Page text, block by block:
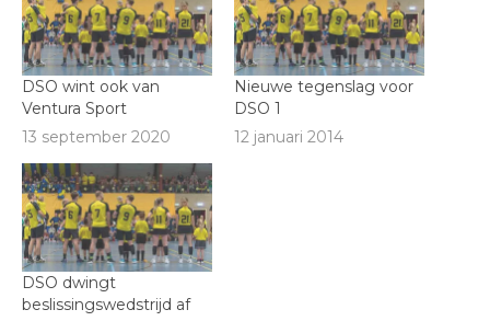
DSO wint ook van
Ventura Sport
13 september 2020
Nieuwe tegenslag voor
DSO 1
12 januari 2014
DSO dwingt
beslissingswedstrijd af